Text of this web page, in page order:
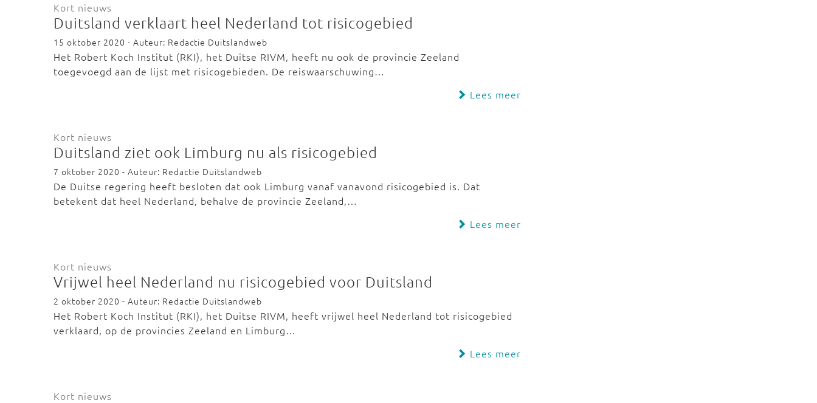
Kort nieuws
Duitsland verklaart heel Nederland tot risicogebied
15 oktober 2020 - Auteur: Redactie Duitslandweb
Het Robert Koch Institut (RKI), het Duitse RIVM, heeft nu ook de provincie Zeeland
toegevoegd aan de lijst met risicogebieden. De reiswaarschuwing…
Lees meer
Kort nieuws
Duitsland ziet ook Limburg nu als risicogebied
7 oktober 2020 - Auteur: Redactie Duitslandweb
De Duitse regering heeft besloten dat ook Limburg vanaf vanavond risicogebied is. Dat
betekent dat heel Nederland, behalve de provincie Zeeland,…
Lees meer
Kort nieuws
Vrijwel heel Nederland nu risicogebied voor Duitsland
2 oktober 2020 - Auteur: Redactie Duitslandweb
Het Robert Koch Institut (RKI), het Duitse RIVM, heeft vrijwel heel Nederland tot risicogebied
verklaard, op de provincies Zeeland en Limburg…
Lees meer
Kort nieuws